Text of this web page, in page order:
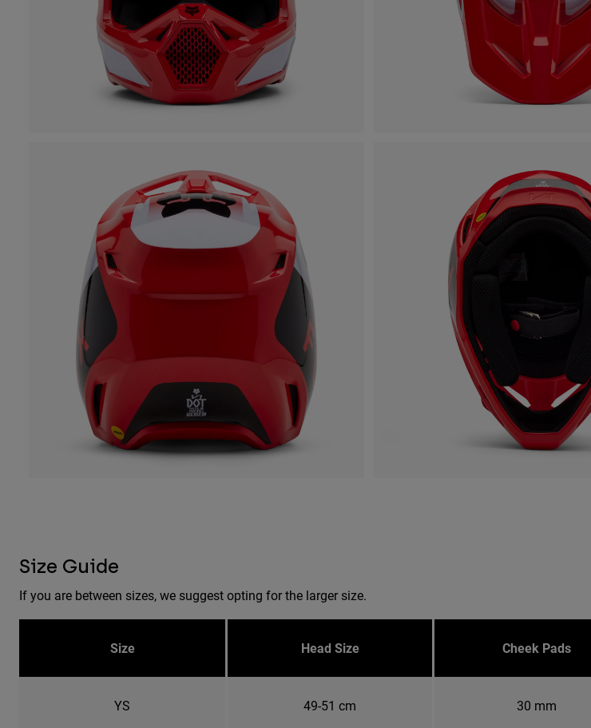
Size Guide
If you are between sizes, we suggest opting for the larger size.
Size Head Size Cheek Pads
YS 49-51 cm 30 mm